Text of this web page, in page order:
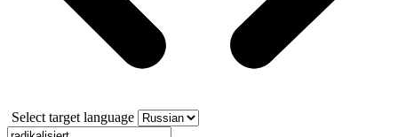
Select target language